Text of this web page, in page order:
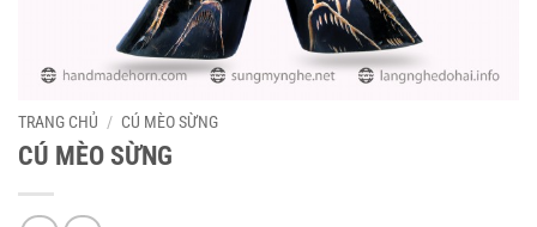
TRANG CHỦ / CÚ MÈO SỪNG
CÚ MÈO SỪNG